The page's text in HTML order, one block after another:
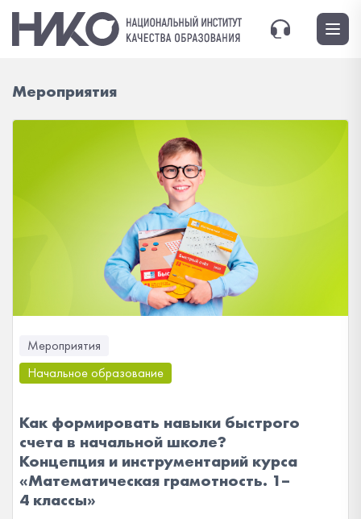
Мероприятия
Мероприятия
Начальное образование
Как формировать навыки быстрого
счета в начальной школе?
Концепция и инструментарий курса
«Математическая грамотность. 1–
4 классы»